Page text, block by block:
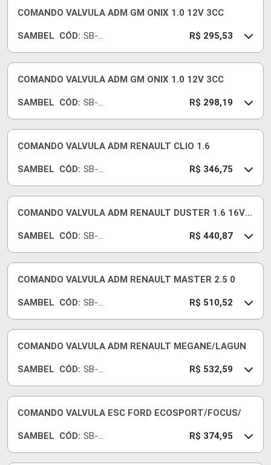
COMANDO VALVULA ADM GM ONIX 1.0 12V 3CC
SAMBEL CÓD: SB-
R$ 295,53
COMANDO VALVULA ADM GM ONIX 1.0 12V 3CC
SAMBEL CÓD: SB-
R$ 298,19
COMANDO VALVULA ADM RENAULT CLIO 1.6
SAMBEL CÓD: SB-
R$ 346,75
COMANDO VALVULA ADM RENAULT DUSTER 1.6 16V
SAMBEL CÓD: SB-
R$ 440,87
COMANDO VALVULA ADM RENAULT MASTER 2.5 0
SAMBEL CÓD: SB-
R$ 510,52
COMANDO VALVULA ADM RENAULT MEGANE/LAGUN
SAMBEL CÓD: SB-
R$ 532,59
COMANDO VALVULA ESC FORD ECOSPORT/FOCUS/
SAMBEL CÓD: SB-
R$ 374,95